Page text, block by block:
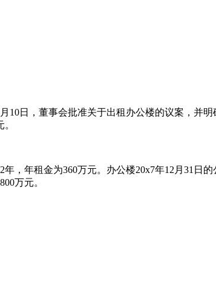
10日，董事会批准关于出租办公楼的议案，并
，年租金为360万元。办公楼20x7年12月31日
万元。